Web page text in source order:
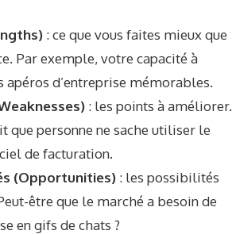
: ce que vous faites mieux que
Par exemple, votre capacité à
apéros d’entreprise mémorables.
: les points à améliorer.
que personne ne sache utiliser le
de facturation.
(Opportunities) : les possibilités
être que le marché a besoin de
en gifs de chats ?